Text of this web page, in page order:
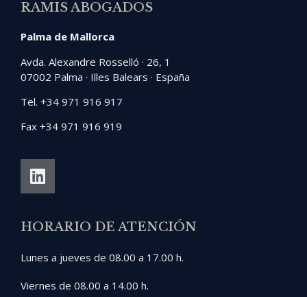
RAMIS ABOGADOS
Palma de Mallorca
Avda. Alexandre Rosselló · 26, 1
07002 Palma · Illes Balears · España
Tel. +34 971 916 917
Fax +34 971 916 919
HORARIO DE ATENCIÓN
Lunes a jueves de 08.00 a 17.00 h.
Viernes de 08.00 a 14.00 h.